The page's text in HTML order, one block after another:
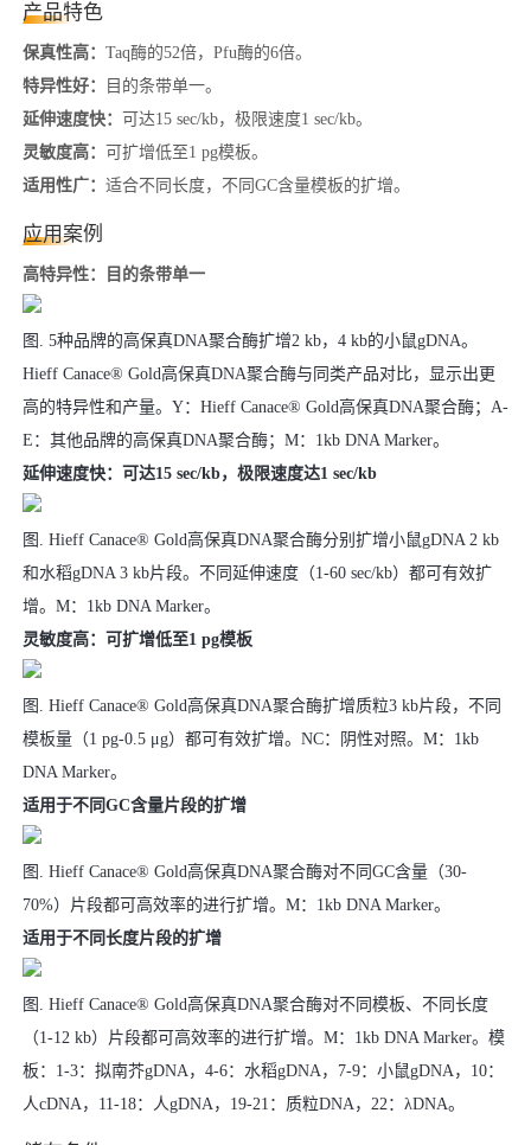
产品特色
保真性高： Taq酶的52倍，Pfu酶的6倍。
特异性好：
目的条带单一。
延伸速度快：
可达15 sec/kb，极限速度1 sec/kb。
灵敏度高：
可扩增低至1 pg模板。
适用性广： 适合不同长度，不同GC含量模板的扩增。
应用案例
高特异性：目的条带单一
图. 5种品牌的高保真DNA聚合酶扩增2 kb，4 kb的小鼠gDNA。
Hieff Canace® Gold高保真DNA聚合酶与同类产品对比，显示出更
高的特异性和产量。Y：Hieff Canace® Gold高保真DNA聚合酶；A-
E：其他品牌的高保真DNA聚合酶；M：1kb DNA Marker。
延伸速度快：可达15 sec/kb，极限速度达1 sec/kb
图. Hieff Canace® Gold高保真DNA聚合酶分别扩增小鼠gDNA 2 kb
和水稻gDNA 3 kb片段。不同延伸速度（1-60 sec/kb）都可有效扩
增。M：1kb DNA Marker。
灵敏度高：可扩增低至1 pg模板
图. Hieff Canace® Gold高保真DNA聚合酶扩增质粒3 kb片段，不同
模板量（1 pg-0.5 μg）都可有效扩增。NC：阴性对照。M：1kb
DNA Marker。
适用于不同GC含量片段的扩增
图. Hieff Canace® Gold高保真DNA聚合酶对不同GC含量（30-
70%）片段都可高效率的进行扩增。M：1kb DNA Marker。
适用于不同长度片段的扩增
图. Hieff Canace® Gold高保真DNA聚合酶对不同模板、不同长度
（1-12 kb）片段都可高效率的进行扩增。M：1kb DNA Marker。模
板：1-3：拟南芥gDNA，4-6：水稻gDNA，7-9：小鼠gDNA，10：
人cDNA，11-18：人gDNA，19-21：质粒DNA，22：λDNA。